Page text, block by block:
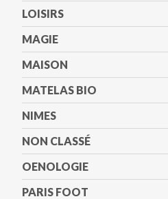
LOISIRS
MAGIE
MAISON
MATELAS BIO
NIMES
NON CLASSÉ
OENOLOGIE
PARIS FOOT